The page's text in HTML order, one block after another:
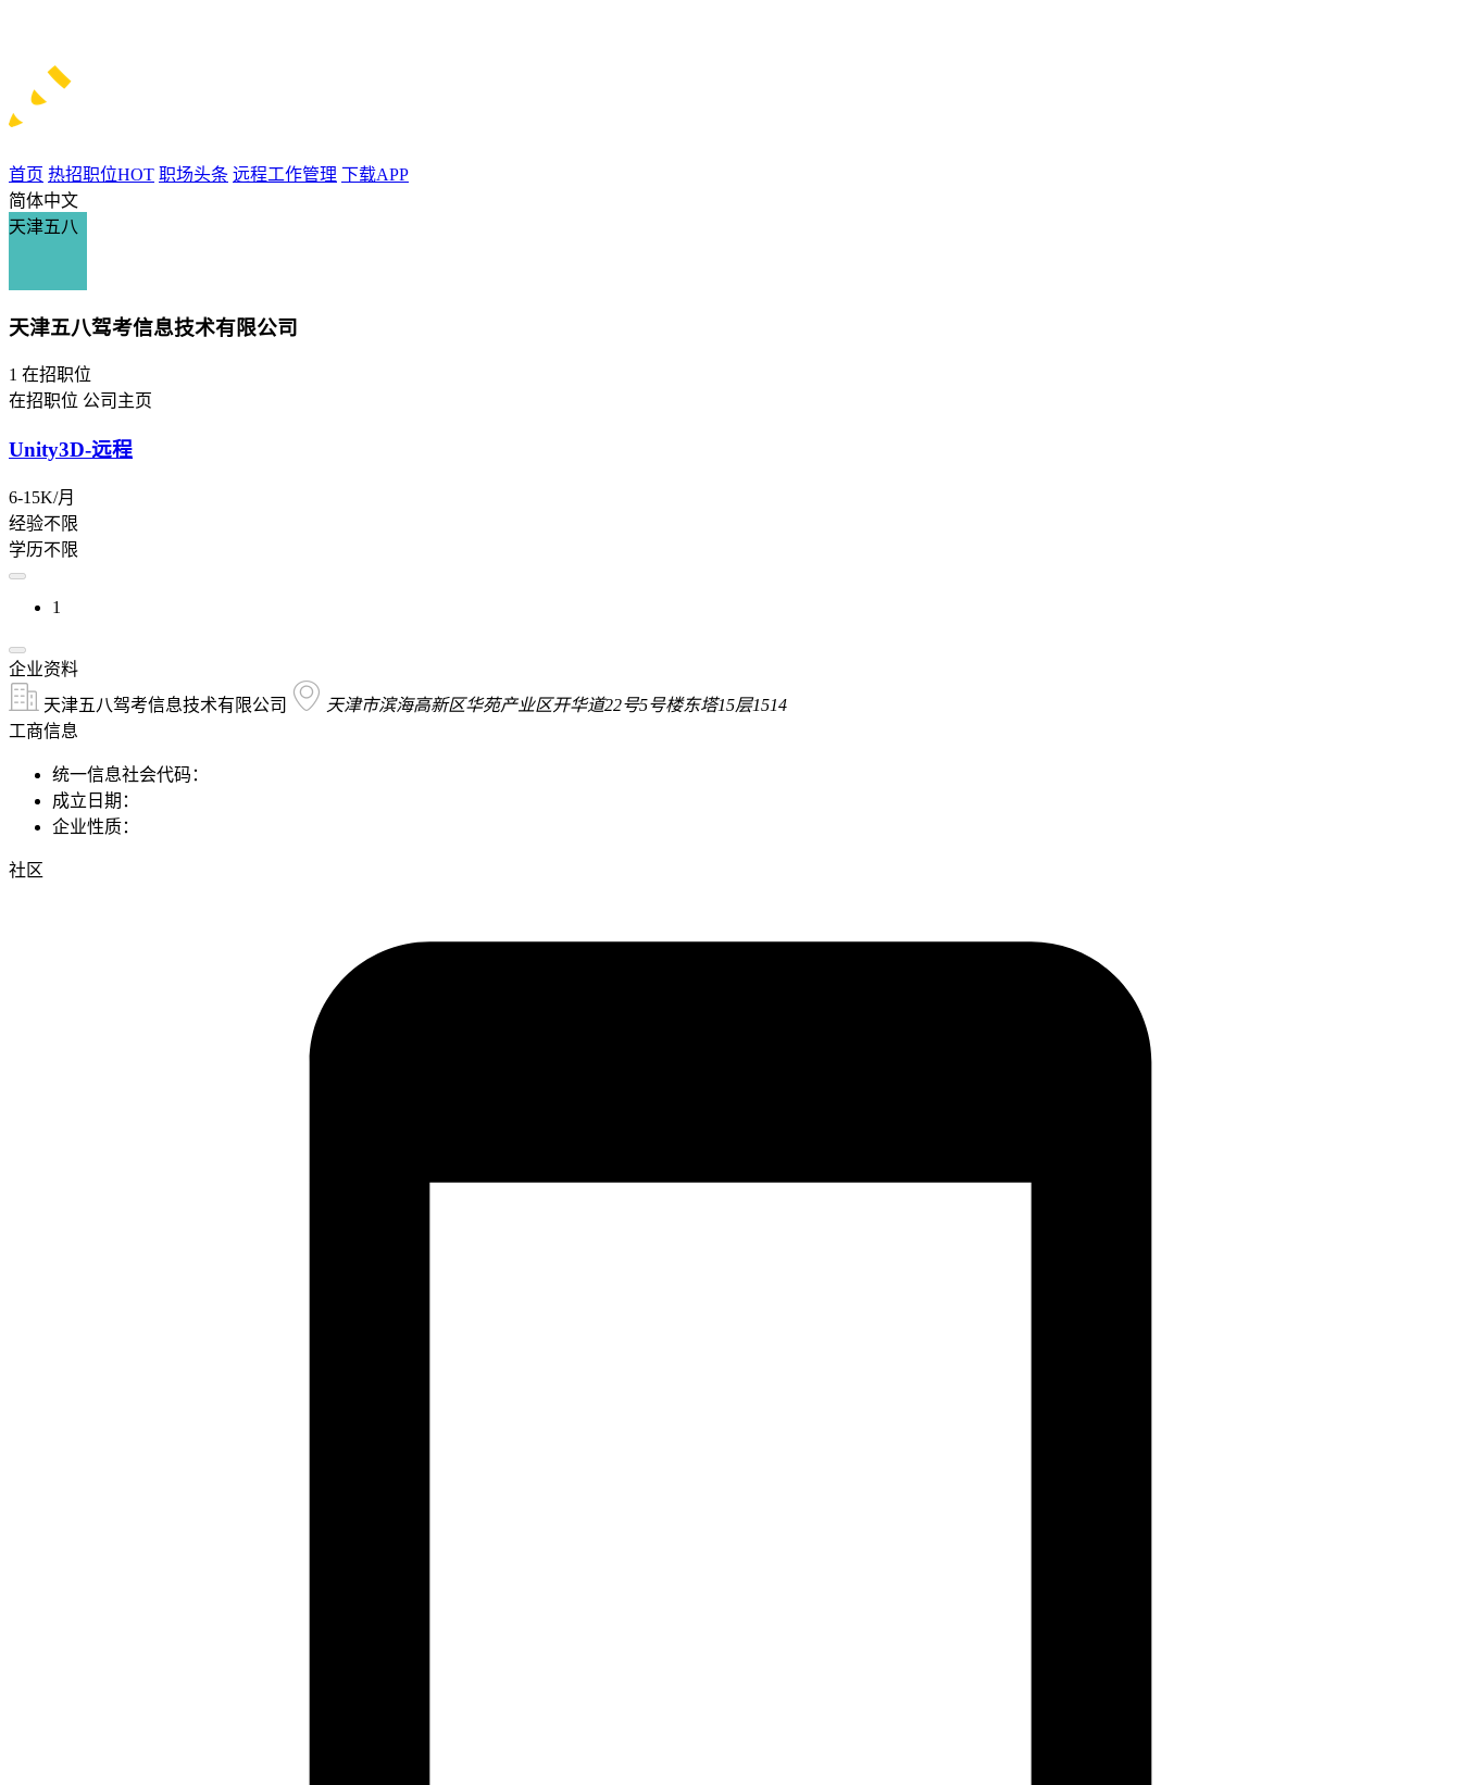
首页 热招职位HOT 职场头条 远程工作管理 下载APP
简体中文
天津五八
天津五八驾考信息技术有限公司
1 在招职位
在招职位 公司主页
Unity3D-远程
6-15K/月
经验不限
学历不限
1
企业资料
天津五八驾考信息技术有限公司
天津市滨海高新区华苑产业区开华道22号5号楼东塔15层1514
工商信息
统一信息社会代码：
成立日期：
企业性质：
社区